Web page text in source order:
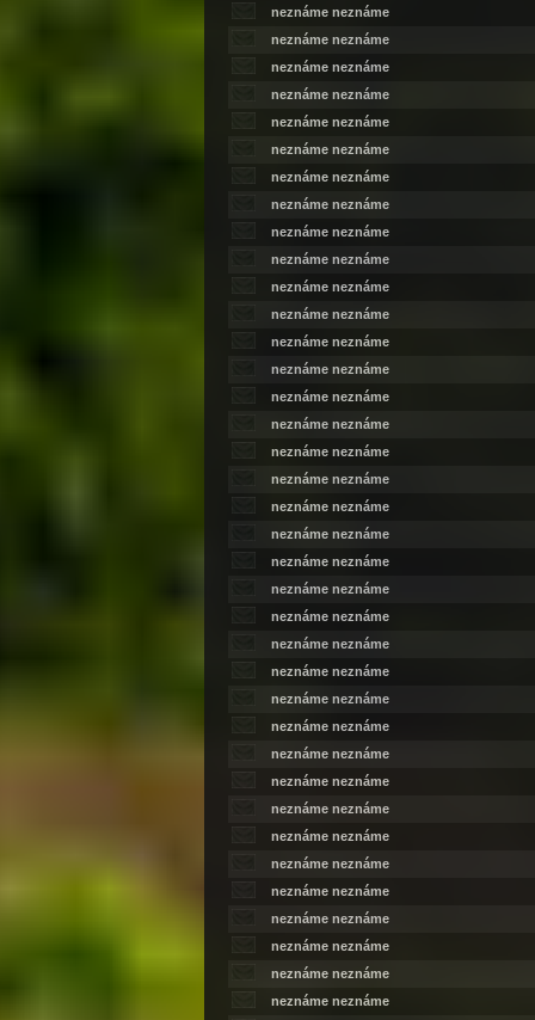
neznáme neznáme
neznáme neznáme
neznáme neznáme
neznáme neznáme
neznáme neznáme
neznáme neznáme
neznáme neznáme
neznáme neznáme
neznáme neznáme
neznáme neznáme
neznáme neznáme
neznáme neznáme
neznáme neznáme
neznáme neznáme
neznáme neznáme
neznáme neznáme
neznáme neznáme
neznáme neznáme
neznáme neznáme
neznáme neznáme
neznáme neznáme
neznáme neznáme
neznáme neznáme
neznáme neznáme
neznáme neznáme
neznáme neznáme
neznáme neznáme
neznáme neznáme
neznáme neznáme
neznáme neznáme
neznáme neznáme
neznáme neznáme
neznáme neznáme
neznáme neznáme
neznáme neznáme
neznáme neznáme
neznáme neznáme